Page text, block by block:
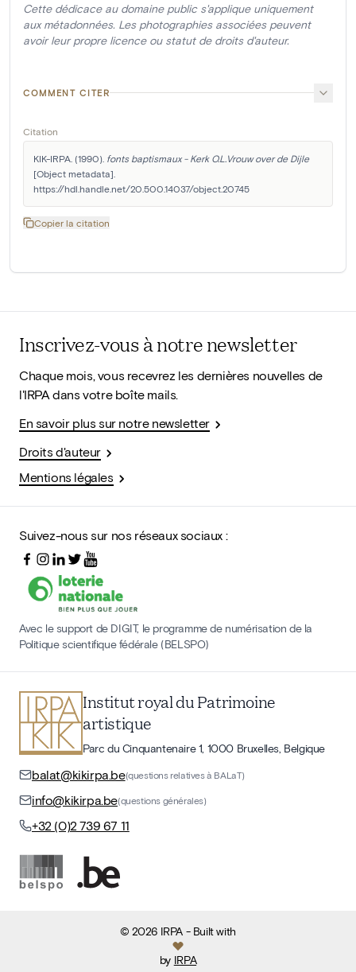
Cette dédicace au domaine public s'applique uniquement
aux métadonnées. Les photographies associées peuvent
avoir leur propre licence ou statut de droits d'auteur.
COMMENT CITER
Citation
KIK-IRPA. (1990). fonts baptismaux - Kerk O.L.Vrouw over de Dijle
[Object metadata].
https://hdl.handle.net/20.500.14037/object.20745
Copier la citation
Inscrivez-vous à notre newsletter
Chaque mois, vous recevrez les dernières nouvelles de
l'IRPA dans votre boîte mails.
En savoir plus sur notre newsletter
Droits d'auteur
Mentions légales
Suivez-nous sur nos réseaux sociaux :
Avec le support de DIGIT, le programme de numérisation de la
Politique scientifique fédérale (BELSPO)
Institut royal du Patrimoine
artistique
Parc du Cinquantenaire 1, 1000 Bruxelles, Belgique
balat@kikirpa.be(questions relatives à BALaT)
info@kikirpa.be(questions générales)
+32 (0)2 739 67 11
©2026 IRPA- Built with
by IRPA